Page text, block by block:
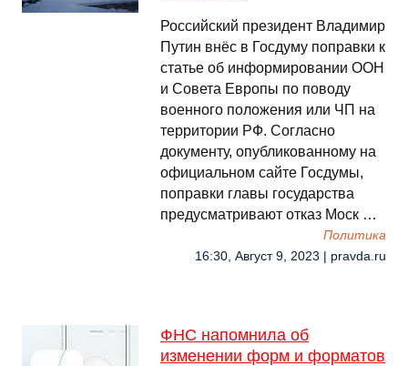
Российский президент Владимир
Путин внёс в Госдуму поправки к
статье об информировании ООН
и Совета Европы по поводу
военного положения или ЧП на
территории РФ. Согласно
документу, опубликованному на
официальном сайте Госдумы,
поправки главы государства
предусматривают отказ Моск …
Политика
16:30, Август 9, 2023 | pravda.ru
ФНС напомнила об
изменении форм и форматов